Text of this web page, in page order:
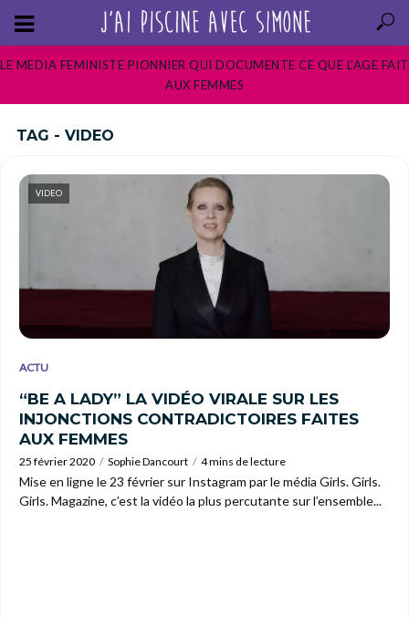
LE MEDIA FEMINISTE PIONNIER QUI DOCUMENTE CE QUE L’AGE FAIT
AUX FEMMES
TAG - VIDEO
VIDEO
ACTU
“BE A LADY” LA VIDÉO VIRALE SUR LES
INJONCTIONS CONTRADICTOIRES FAITES
AUX FEMMES
25 février 2020 Sophie Dancourt 4 mins de lecture
Mise en ligne le 23 février sur Instagram par le média Girls. Girls.
Girls. Magazine, c’est la vidéo la plus percutante sur l’ensemble...